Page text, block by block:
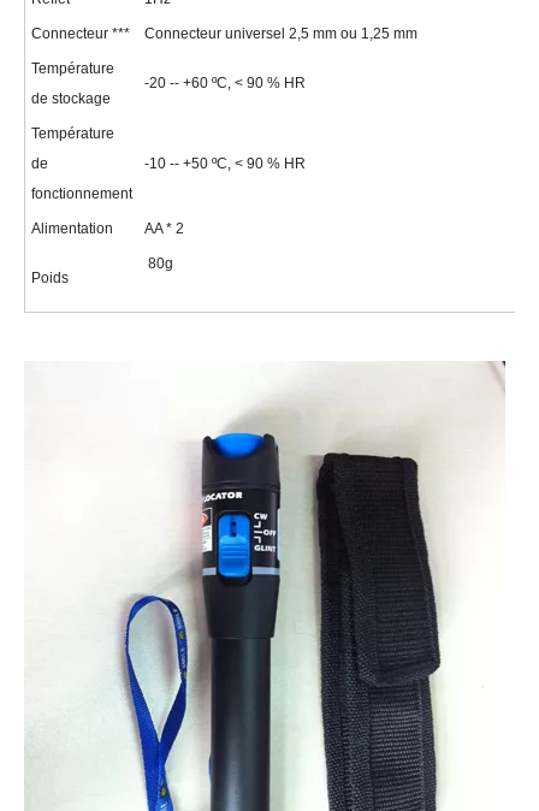
Connecteur *** Connecteur universel 2,5 mm ou 1,25 mm
Température
de stockage
-20 -- +60 ºC, < 90 % HR
Température
de
fonctionnement
-10 -- +50 ºC, < 90 % HR
Alimentation AA * 2
Poids
80g